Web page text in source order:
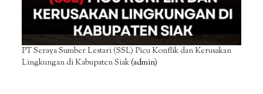
PT Seraya Sumber Lestari (SSL) Picu Konflik dan Kerusakan
Lingkungan di Kabupaten Siak(admin)